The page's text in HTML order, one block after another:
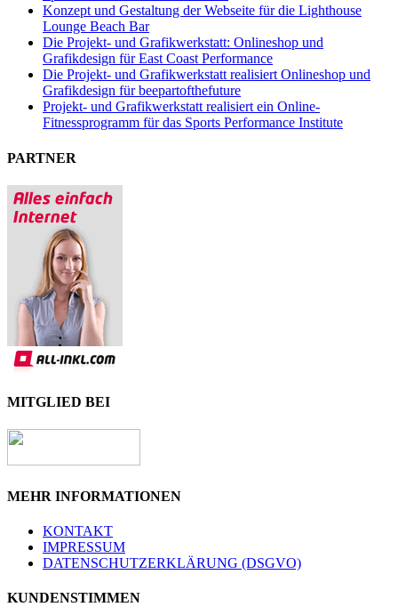
Konzept und Gestaltung der Webseite für die Lighthouse
Lounge Beach Bar
Die Projekt- und Grafikwerkstatt: Onlineshop und
Grafikdesign für East Coast Performance
Die Projekt- und Grafikwerkstatt realisiert Onlineshop und
Grafikdesign für beepartofthefuture
Projekt- und Grafikwerkstatt realisiert ein Online-
Fitnessprogramm für das Sports Performance Institute
PARTNER
MITGLIED BEI
MEHR INFORMATIONEN
KONTAKT
IMPRESSUM
DATENSCHUTZERKLÄRUNG (DSGVO)
KUNDENSTIMMEN